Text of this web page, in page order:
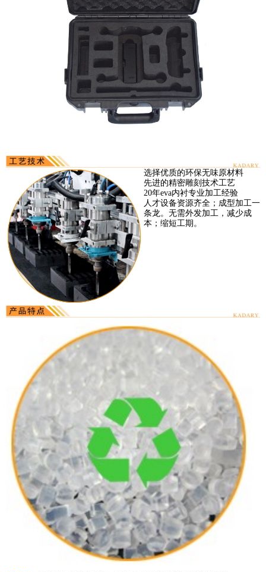
选择优质的环保无味原材料
先进的精密雕刻技术工艺
20年eva内衬专业加工经验
人才设备资源齐全；成型加工一
条龙。无需外发加工，减少成
本；缩短工期。